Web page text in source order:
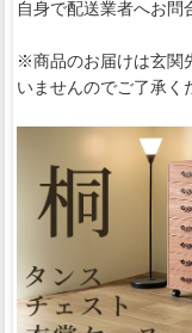
自身で配送業者へお問
※商品のお届けは玄関
いませんのでご了承く